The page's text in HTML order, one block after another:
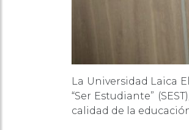
La Universidad Laica
“Ser Estudiante”
calidad de la